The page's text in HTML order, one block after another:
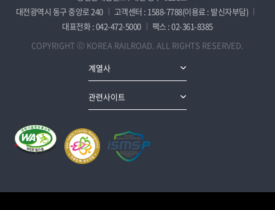
대전광역시 동구 중앙로 240
고객센터 : 1588-7788(이용료 : 발신자부담)
대표전화 : 042-472-5000
팩스 : 02-361-8385
COPYRIGHT ⓒ KOREA RAILROAD. ALL RIGHTS RESERVED.
계열사
관련사이트